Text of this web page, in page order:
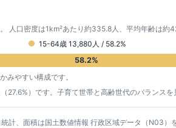
人口密度は1km²あたり約335.8人、平均年齢は約
15-64歳 13,880人 / 58.2%
58.2%
みやすい構成です。
）です。子育て世帯と高齢世代のバランスを
計、面積は国土数値情報 行政区域データ（N03）